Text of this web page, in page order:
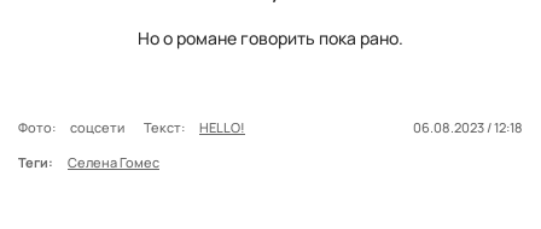
Но о романе говорить пока рано.
Фото: соцсети Текст: HELLO!
06.08.2023 / 12:18
Теги:
Селена Гомес